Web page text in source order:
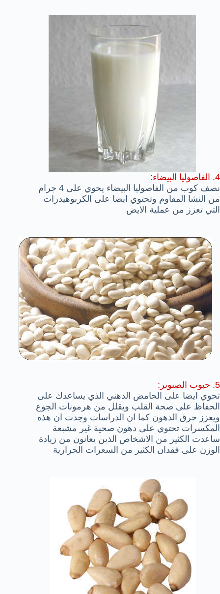
4. الفاصوليا البيضاء:
نصف كوب من الفاصوليا البيضاء يحوي على 4 جرام
من النشا المقاوم وتحتوي ايضا على الكربوهيدرات
التي تعزز من عملية الايض
5. حبوب الصنوبر:
تحوي ايضا على الحامض الدهني الذي يساعدك على
الحفاظ على صحة القلب ويقلل من هرمونات الجوع
ويعزز حرق الدهون كما ان الدراسات وجدت ان هذه
المكسرات تحتوي على دهون صحية غير مشبعة
ساعدت الكثير من الاشخاص الذين يعانون من زيادة
الوزن على فقدان الكثير من السعرات الحرارية